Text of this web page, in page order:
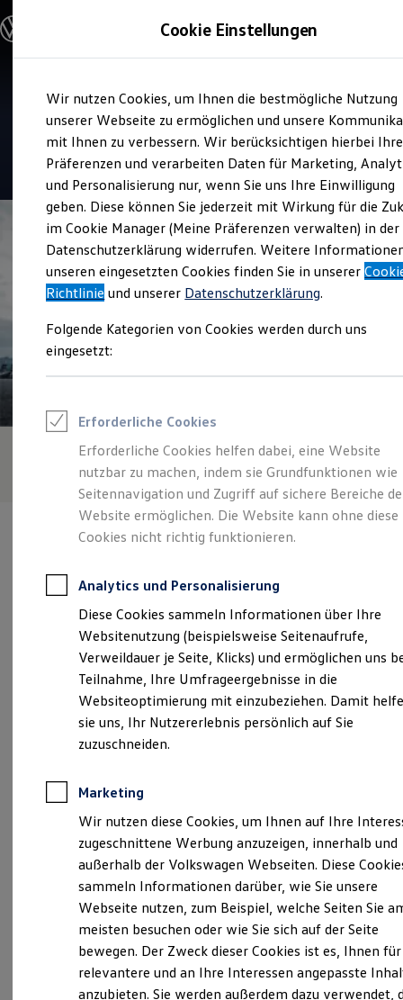
Hauptinhalt
springen
Footer
springen
Modelle und Konfigurator
Modelle vergleichen
Elektroautos
ENERGY Sondermodelle
Nutzfahrzeuge
SUV und CUV
Familienautos
Kombis
Kompaktwagen
Sportwagen
Schnell verfügbare Fahrzeuge
Angebote und Produkte
Aktuelle Angebote
E-Auto-Förderung
Volkswagen Marktplatz
Junge Gebrauchtwagen und Gebrauchtwagen
Volkswagen Zertifizierte Gebrauchtwagen
Zubehör- und Serviceangebote
Leasing
Leasing-Angebote
Gebrauchtwagen Leasing
Junge Gebrauchtwagen-Leasing
Elektroauto Leasing
Kleinwagen-Leasing
Leasing ohne Anzahlung
Finanzierung
Kfz-Versicherung
Restschuldversicherungen
Garantien
Wartungsverträge
Geschäftskunden
Professional Class bei Volkswagen
Großkunden
Behörden
Direktkunden
Sonderfahrzeuge
Anpfiff zum Gewinn
Elektroautos
ID. Tutorials
Elektrofahrzeugkonzepte
Reichweite
Reichweite der ID. Modelle
Reichweite im Winter
Laden
Laden unterwegs
Laden Zuhause
Ladestationen finden
Ladezeitensimulator
Batterie
Verkauf und Service
Autohaus Timmer
4.6| 225 Bewertungen
Verantwortlich für die Inhalte auf dieser Seite ist die Autohaus
Timmer GmbH ( Impressum & Rechtliches)
Meppener Straße 100 - 114, 49808 Lingen
info@auto-timmer.de
Montag
Sonntag
Geschlossen
Ansprechpartner
Cookie Einstellungen
Wir nutzen Cookies, um Ihnen die bestmögliche Nutzung
unserer Webseite zu ermöglichen und unsere
mit Ihnen zu verbessern. Wir berücksichtigen hierbei Ihre
Präferenzen und verarbeiten Daten für Marketing,
und Personalisierung nur, wenn Sie uns Ihre Einwilligung
geben. Diese können Sie jederzeit mit Wirkung für die
im Cookie Manager (Meine Präferenzen verwalten) in der
Datenschutzerklärung widerrufen. Weitere
unseren eingesetzten Cookies finden Sie in unserer
Richtlinie und unserer Datenschutzerklärung.
Folgende Kategorien von Cookies werden durch uns
eingesetzt:
Erforderliche Cookies
Erforderliche Cookies helfen dabei, eine Website
nutzbar zu machen, indem sie Grundfunktionen wie
Seitennavigation und Zugriff auf sichere Bereiche
Website ermöglichen. Die Website kann ohne diese
Cookies nicht richtig funktionieren.
Analytics und Personalisierung
Diese Cookies sammeln Informationen über Ihre
Websitenutzung (beispielsweise Seitenaufrufe,
Verweildauer je Seite, Klicks) und ermöglichen uns
Teilnahme, Ihre Umfrageergebnisse in die
Websiteoptimierung mit einzubeziehen. Damit
sie uns, Ihr Nutzererlebnis persönlich auf Sie
zuzuschneiden.
Marketing
Wir nutzen diese Cookies, um Ihnen auf Ihre
zugeschnittene Werbung anzuzeigen, innerhalb und
außerhalb der Volkswagen Webseiten. Diese
sammeln Informationen darüber, wie Sie unsere
Webseite nutzen, zum Beispiel, welche Seiten Sie
meisten besuchen oder wie Sie sich auf der Seite
bewegen. Der Zweck dieser Cookies ist es, Ihnen für
relevantere und an Ihre Interessen angepasste
anzubieten. Sie werden außerdem dazu verwendet,